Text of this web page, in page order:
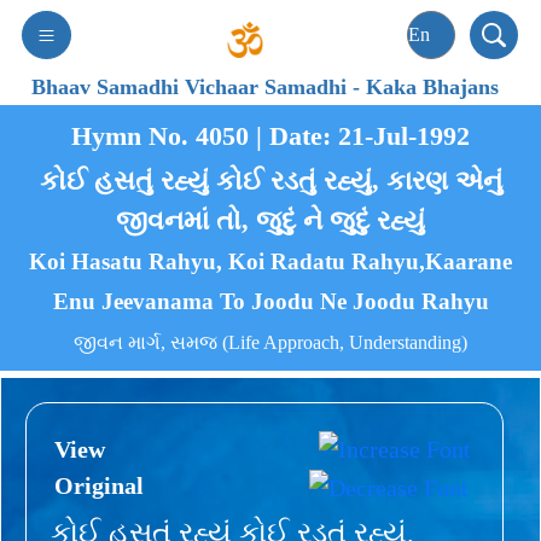
Bhaav Samadhi Vichaar Samadhi-Kaka Bhajans
Hymn No. 4050 | Date: 21-Jul-1992
કોઈ હસતું રહ્યું કોઈ રડતું રહ્યું, કારણ એનું
જીવનમાં તો, જુદું ને જુદું રહ્યું
Koi Hasatu Rahyu, Koi Radatu Rahyu,Kaarane
Enu Jeevanama To Joodu Ne Joodu Rahyu
જીવન માર્ગ, સમજ (Life Approach, Understanding)
View
Original
કોઈ હસતું રહ્યું કોઈ રડતું રહ્યું,